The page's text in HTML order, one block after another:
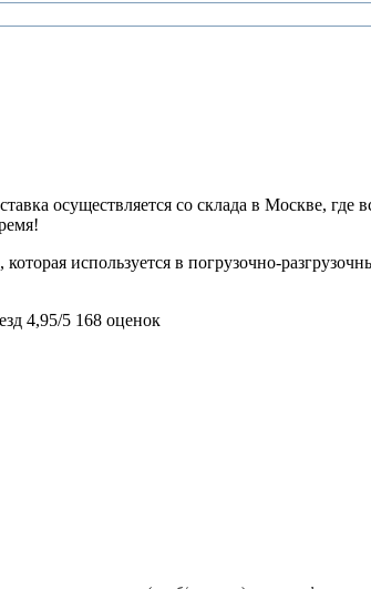
осуществляется со склада в Москве, где
используется в погрузочно-
4,95/5 168 оценок